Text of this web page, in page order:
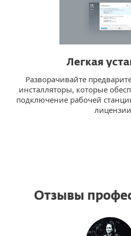
Легкая
Разворачивайте
инсталляторы, которые
подключение рабочей
Отзывы